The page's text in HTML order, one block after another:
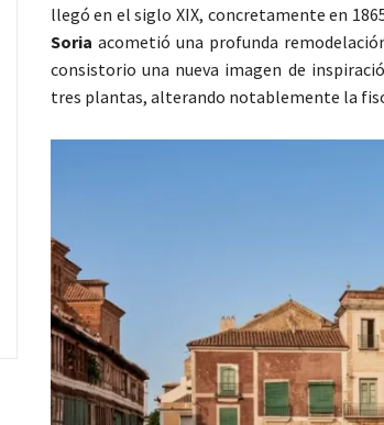
llegó en el siglo XIX, concretamente en
Soria acometió una profunda
consistorio una nueva imagen de
tres plantas, alterando notablemente la